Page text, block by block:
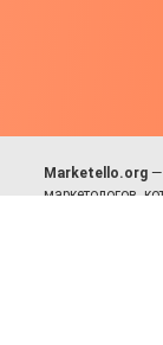
Marketello.org —
маркетологов,